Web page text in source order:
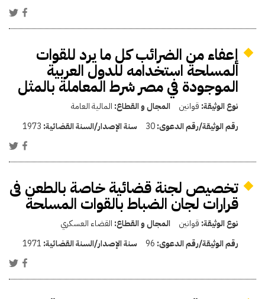
إعفاء من الضرائب كل ما يرد للقوات
المسلحة استخدامه للدول العربية
الموجودة في مصر شرط المعاملة بالمثل
نوع الوثيقة: قوانين المجال و القطاع: المالية العامة
رقم الوثيقة/رقم الدعوى:30 سنة الإصدار/السنة القضائية: 1973
تخصيص لجنة قضائية خاصة بالطعن فى
قرارات لجان الضباط بالقوات المسلحة
نوع الوثيقة: قوانين المجال و القطاع: القضاء العسكري
رقم الوثيقة/رقم الدعوى: 96 سنة الإصدار/السنة القضائية: 1971